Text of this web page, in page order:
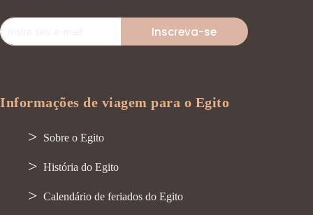
Inscreva-se
Informações de viagem para o Egito
Sobre o Egito
História do Egito
Calendário de feriados do Egito